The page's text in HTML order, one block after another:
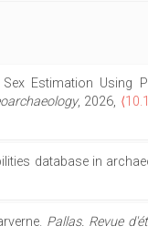
Estimation Using
, 2026,
database in
Pallas. Revue